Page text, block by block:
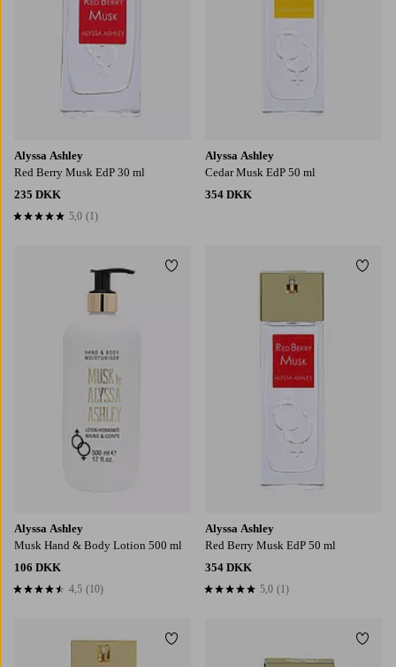
Alyssa Ashley
Red Berry Musk EdP 30 ml
235 DKK
5,0 baseret på 1 bedømmelser
5,0 (1)
Alyssa Ashley
Cedar Musk EdP 50 ml
354 DKK
Alyssa Ashley
Musk Hand & Body Lotion 500 ml
106 DKK
4,5 baseret på 10 bedømmelser
4,5 (10)
Tilføj til favoritter
Alyssa Ashley
Red Berry Musk EdP 50 ml
354 DKK
5,0 baseret på 1 bedømmelser
5,0 (1)
Tilføj til favoritter